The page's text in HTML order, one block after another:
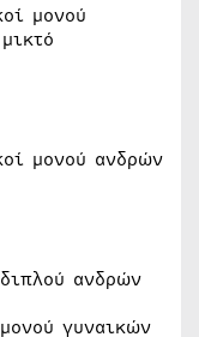
μονού
μονού ανδρών
ανδρών
γυναικών